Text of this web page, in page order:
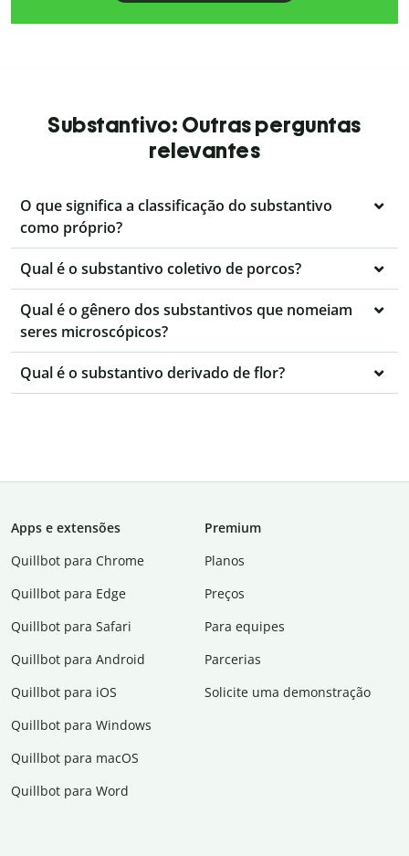
Substantivo: Outras perguntas
relevantes
O que significa a classificação do substantivo
como próprio?
Qual é o substantivo coletivo de porcos?
Qual é o gênero dos substantivos que nomeiam
seres microscópicos?
Qual é o substantivo derivado de flor?
Apps e extensões
Quillbot para Chrome
Quillbot para Edge
Quillbot para Safari
Quillbot para Android
Quillbot para iOS
Quillbot para Windows
Quillbot para macOS
Quillbot para Word
Premium
Planos
Preços
Para equipes
Parcerias
Solicite uma demonstração